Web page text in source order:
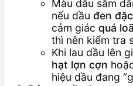
Màu dầu sẫm
nếu dầu đen
cảm giác quá
thì nên kiểm tra
Khi lau dầu lên
hạt lợn cợn
hiệu dầu đang